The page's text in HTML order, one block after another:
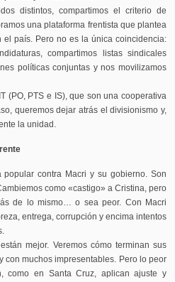
distintos, compartimos el criterio de
una plataforma frentista que plantea
el país. Pero no es la única coincidencia:
compartimos listas sindicales
políticas conjuntas y nos movilizamos
(PO, PTS e IS), que son una cooperativa
queremos dejar atrás el divisionismo y,
la unidad.
contra Macri y su gobierno. Son
como «castigo» a Cristina, pero
de lo mismo… o sea peor. Con Macri
entrega, corrupción y encima intentos
mejor. Veremos cómo terminan sus
con muchos impresentables. Pero lo peor
como en Santa Cruz, aplican ajuste y